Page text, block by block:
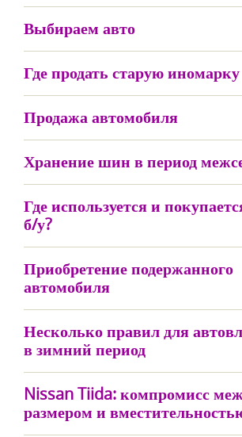
Выбираем авто
Где продать старую иномарку
Продажа автомобиля
Хранение шин в период
Где используется и
б/у?
Приобретение подержанного
автомобиля
Несколько правил для
в зимний период
Nissan Tiida: компромисс
размером и